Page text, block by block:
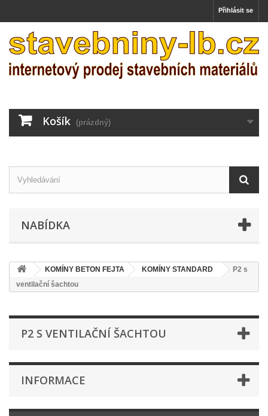
Přihlásit se
Košík (prázdný)
NABÍDKA
KOMÍNY BETON FEJTA KOMÍNY STANDARD
P2 s
ventilační šachtou
P2 S VENTILAČNÍ ŠACHTOU
INFORMACE